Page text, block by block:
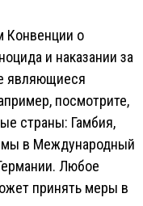
Конвенции о
и наказании за
являющиеся
посмотрите,
страны: Гамбия,
в Международный
Любое
принять меры в